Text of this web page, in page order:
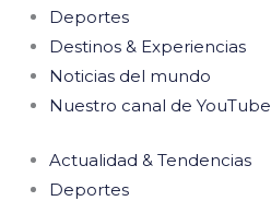
Deportes
Destinos & Experiencias
Noticias del mundo
Nuestro canal de YouTube
Actualidad & Tendencias
Deportes